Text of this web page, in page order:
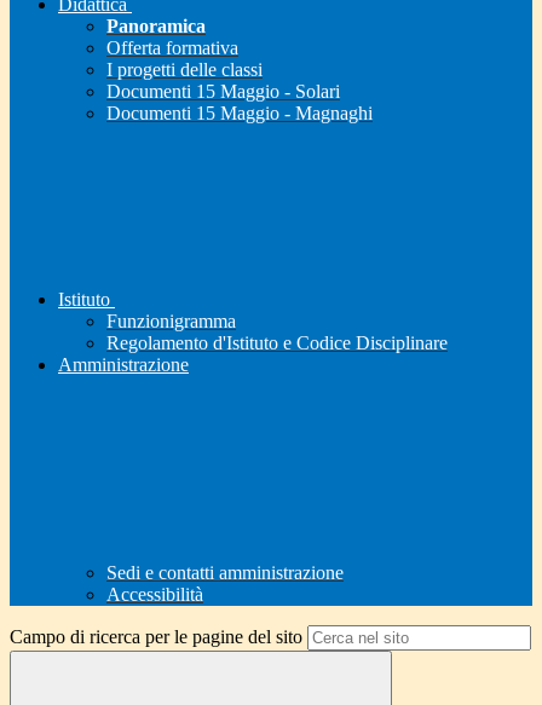
Didattica
Panoramica
Offerta formativa
I progetti delle classi
Documenti 15 Maggio - Solari
Documenti 15 Maggio - Magnaghi
Istituto
Funzionigramma
Regolamento d'Istituto e Codice Disciplinare
Amministrazione
Sedi e contatti amministrazione
Accessibilità
Campo di ricerca per le pagine del sito